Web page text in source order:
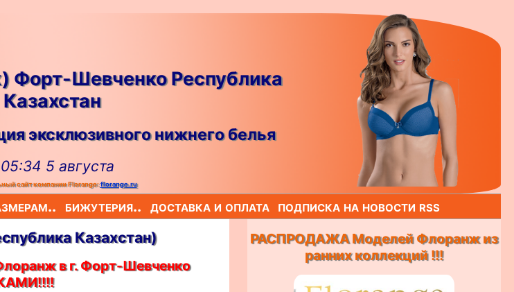
Форт-Шевченко Республика
Казахстан
эксклюзивного нижнего белья
5 августа
сайт компании Florange:florange.ru
бижутерия.. доставка и оплата подписка на новости rss
Казахстан)
в г. Форт-Шевченко
РАСПРОДАЖА Моделей Флоранж из
ранних коллекций !!!